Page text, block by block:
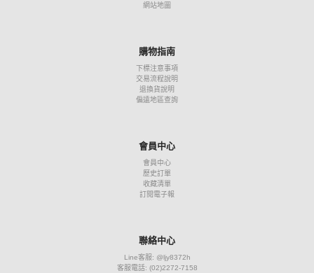
網站地圖
購物指南
下標注意事項
交易流程說明
退換貨說明
偏遠地區查詢
會員中心
會員中心
歷史訂單
收藏清單
訂閱電子報
聯絡中心
Line客服: @ljy8372h
客服電話: (02)2272-7158